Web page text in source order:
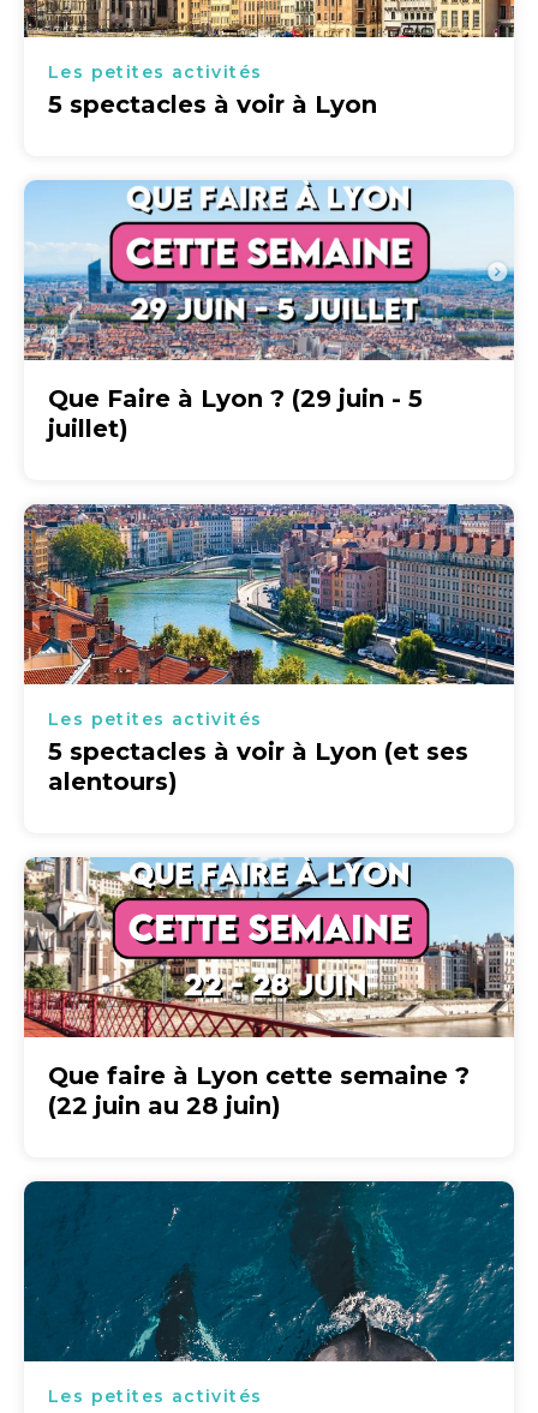
Les petites activités
5 spectacles à voir à Lyon
Que Faire à Lyon ? (29 juin - 5
juillet)
Les petites activités
5 spectacles à voir à Lyon (et ses
alentours)
Que faire à Lyon cette semaine ?
(22 juin au 28 juin)
Les petites activités